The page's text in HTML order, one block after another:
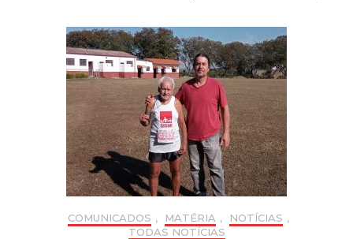
COMUNICADOS , MATÉRIA , NOTÍCIAS ,
TODAS NOTÍCIAS